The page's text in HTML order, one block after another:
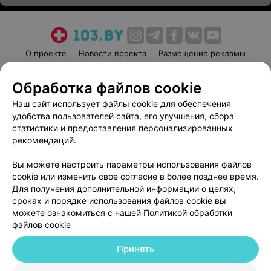
О проекте Новости проекта
Размещение рекламы
Пользовательское соглашение
Способы оплаты
Вакансии
Партнеры
Написать руководителю 103.by
Обработка персональных данных
© 2026 ООО «Артокс Лаб», УНП 191700409
| 220012, Республика Беларусь,
Обработка файлов cookie
Наш сайт использует файлы cookie для обеспечения
удобства пользователей сайта, его улучшения, сбора
статистики и предоставления персонализированных
рекомендаций.
Вы можете настроить параметры использования файлов
cookie или изменить свое согласие в более позднее время.
Для получения дополнительной информации о целях,
сроках и порядке использования файлов cookie вы
можете ознакомиться с нашей Политикой обработки
файлов cookie
Принять